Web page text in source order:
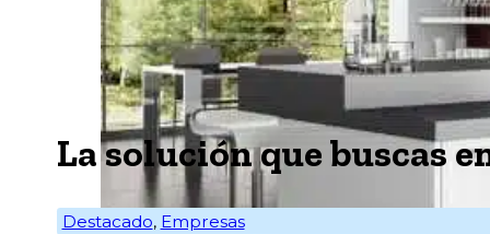
La solución que buscas
Destacado, Empresas